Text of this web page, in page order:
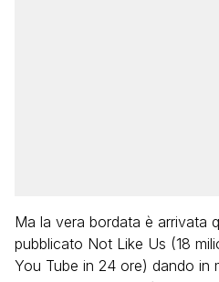
Ma la vera bordata è arrivata
pubblicato Not Like Us (18
You Tube in 24 ore) dando in